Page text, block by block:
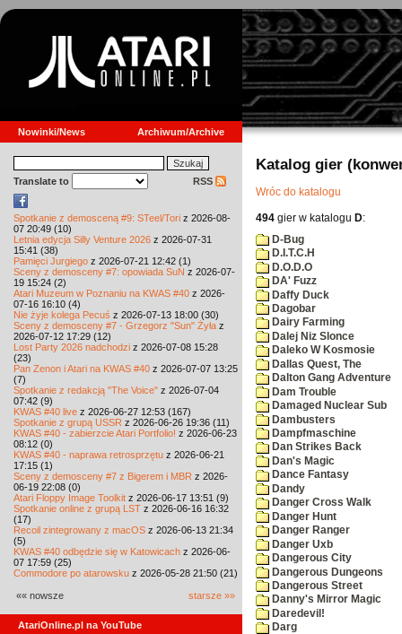
Nowinki/News Archiwum/Archive
Translate to RSS
Spotkanie z demosceną #9: STeel/Tori z 2026-08-
07 20:49 (10)
Letnia edycja Silly Venture 2026 z 2026-07-31
15:41 (38)
Pamięci Jurgiego z 2026-07-21 12:42 (1)
Sceny z demosceny #7: opowiada SuN z 2026-07-
19 15:24 (2)
Atari Muzeum w Poznaniu na KWAS #40 z 2026-
07-16 16:10 (4)
Nie żyje kolega Pecuś z 2026-07-13 18:00 (30)
Sceny z demosceny #7 - Grzegorz "Sun" Żyła z
2026-07-12 17:29 (12)
Lost Party 2026 nadchodzi z 2026-07-08 15:28
(23)
Pan Zenon i Atari na KWAS #40 z 2026-07-07 13:25
(7)
Spotkanie z redakcją "The Voice" z 2026-07-04
07:42 (9)
KWAS #40 live z 2026-06-27 12:53 (167)
Spotkanie z grupą USSR z 2026-06-26 19:36 (11)
KWAS #40 - zabierzcie Atari Portfolio! z 2026-06-23
08:12 (0)
KWAS #40 - naprawa retrosprzętu z 2026-06-21
17:15 (1)
Sceny z demosceny #7 z Bigerem i MBR z 2026-
06-19 22:08 (0)
Atari Floppy Image Toolkit z 2026-06-17 13:51 (9)
Spotkanie online z grupą LST z 2026-06-16 16:32
(17)
Recoil zintegrowany z macOS z 2026-06-13 21:34
(5)
KWAS #40 odbędzie się w Katowicach z 2026-06-
07 17:59 (25)
Commodore po atarowsku z 2026-05-28 21:50 (21)
«« nowsze starsze »»
AtariOnline.pl na YouTube
Katalog gier
Wróc do katalogu
494 gier w katalogu D:
D-Bug
D.I.T.C.H
D.O.D.O
DA' Fuzz
Daffy Duck
Dagobar
Dairy Farming
Dalej Niz Slonce
Daleko W Kosmosie
Dallas Quest, The
Dalton Gang Adventure
Dam Trouble
Damaged Nuclear Sub
Dambusters
Dampfmaschine
Dan Strikes Back
Dan's Magic
Dance Fantasy
Dandy
Danger Cross Walk
Danger Hunt
Danger Ranger
Danger Uxb
Dangerous City
Dangerous Dungeons
Dangerous Street
Danny's Mirror Magic
Daredevil!
Darg